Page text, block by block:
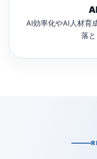
AI効率化やAI人材育
落と